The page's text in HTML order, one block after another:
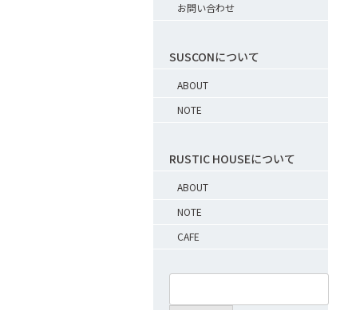
お問い合わせ
SUSCONについて
ABOUT
NOTE
RUSTIC HOUSEについて
ABOUT
NOTE
CAFE